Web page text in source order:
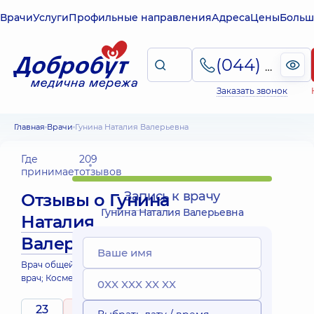
ВрачиУслугиПрофильные направленияАдресаЦены
(044) 495-2-888
Заказать звонок
Главная Врачи Гунина Наталия Валерьевна
Где
принимает
209
отзывов
Отзывы о Гунина
Наталия
Валерьевна
Врач общей практики - семейный
врач; Косметолог; Терапевт
23 5 / 5
Запись к врачу
Гунина Наталия Валерьевна